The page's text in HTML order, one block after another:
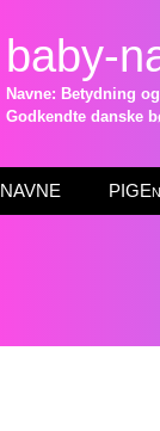
baby-
Navne: Betydning
Godkendte danske
NAVNE